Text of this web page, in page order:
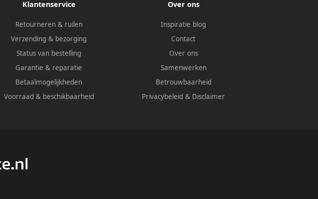
Klantenservice
Retourneren & ruilen
Verzending & bezorging
Status van bestelling
Garantie & reparatie
Betaalmogelijkheden
Voorraad & beschikbaarheid
Over ons
Inspiratie blog
Contact
Over ons
Samenwerken
Betrouwbaarheid
Privacybeleid & Disclaimer